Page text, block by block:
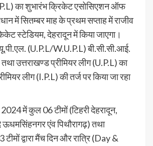
का शुभारंभ क्रिकेट एसोसिएशन ऑफ
में सितम्बर माह के प्रथम सप्ताह में राजीव
स्टेडियम, देहरादून में किया जाएगा।
(U.P.L/W.U.P.L) बी.सी.सी.आई.
तथा उत्तराखण्ड प्रीमियर लीग (U.P.L) का
लीग (I.P.L) की तर्ज पर किया जा रहा
में कुल 06 टीमों (टिहरी देहरादून,
ऊधमसिंहनगर एंव पिथौरागढ़) तथा
द्वारा मैंच दिन और रात्रि (Day &